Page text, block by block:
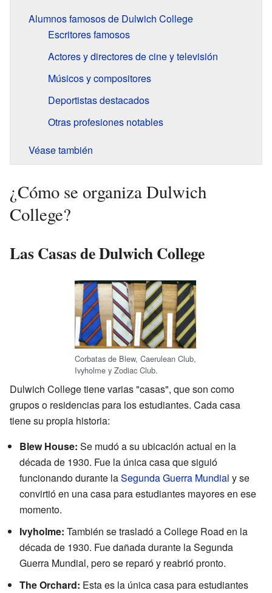
Alumnos famosos de Dulwich College
Escritores famosos
Actores y directores de cine y televisión
Músicos y compositores
Deportistas destacados
Otras profesiones notables
Véase también
¿Cómo se organiza Dulwich
College?
Las Casas de Dulwich College
Corbatas de Blew, Caerulean Club,
Ivyholme y Zodiac Club.
Dulwich College tiene varias "casas", que son como
grupos o residencias para los estudiantes. Cada casa
tiene su propia historia:
Blew House: Se mudó a su ubicación actual en la
década de 1930. Fue la única casa que siguió
funcionando durante laSegunda Guerra Mundial y se
convirtió en una casa para estudiantes mayores en ese
momento.
Ivyholme: También se trasladó a College Road en la
década de 1930. Fue dañada durante la Segunda
Guerra Mundial, pero se reparó y reabrió pronto.
The Orchard: Esta es la única casa para estudiantes